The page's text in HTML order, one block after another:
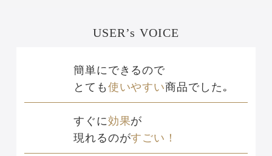
USER’s VOICE
簡単にできるので
とても使いやすい商品でした｡
すぐに効果が
現れるのがすごい！